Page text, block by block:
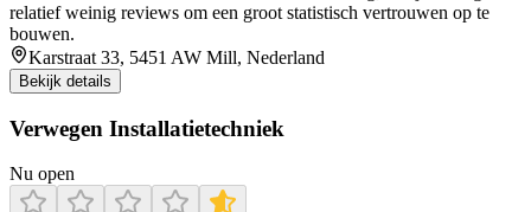
relatief weinig reviews om een groot statistisch vertrouwen op te
bouwen.
Karstraat 33, 5451 AW Mill, Nederland
Bekijk details
Verwegen Installatietechniek
Nu open